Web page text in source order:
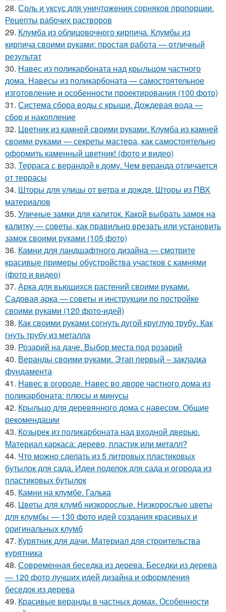
28. Соль и уксус для уничтожения сорняков пропорции.
Рецепты рабочих растворов
29. Клумба из облицовочного кирпича. Клумбы из
кирпича своими руками: простая работа — отличный
результат
30. Навес из поликарбоната над крыльцом частного
дома. Навесы из поликарбоната — самостоятельное
изготовление и особенности проектирования (100 фото)
31. Система сбора воды с крыши. Дождевая вода —
сбор и накопление
32. Цветник из камней своими руками. Клумба из камней
своими руками — секреты мастера, как самостоятельно
оформить каменный цветник! (фото и видео)
33. Терраса с верандой к дому. Чем веранда отличается
от террасы
34. Шторы для улицы от ветра и дождя. Шторы из ПВХ
материалов
35. Уличные замки для калиток. Какой выбрать замок на
калитку — советы, как правильно врезать или установить
замок своими руками (105 фото)
36. Камни для ландшафтного дизайна — смотрите
красивые примеры обустройства участков с камнями
(фото и видео)
37. Арка для вьющихся растений своими руками.
Садовая арка — советы и инструкции по постройке
своими руками (120 фото-идей)
38. Как своими руками согнуть дугой круглую трубу. Как
гнуть трубу из металла
39. Розарий на даче. Выбор места под розарий
40. Веранды своими руками. Этап первый – закладка
фундамента
41. Навес в огороде. Навес во дворе частного дома из
поликарбоната: плюсы и минусы
42. Крыльцо для деревянного дома с навесом. Общие
рекомендации
43. Козырек из поликарбоната над входной дверью.
Материал каркаса: дерево, пластик или металл?
44. Что можно сделать из 5 литровых пластиковых
бутылок для сада. Идеи поделок для сада и огорода из
пластиковых бутылок
45. Камни на клумбе. Галька
46. Цветы для клумб низкорослые. Низкорослые цветы
для клумбы — 130 фото идей создания красивых и
оригинальных клумб
47. Курятник для дачи. Материал для строительства
курятника
48. Современная беседка из дерева. Беседки из дерева
— 120 фото лучших идей дизайна и оформления
беседок из дерева
49. Красивые веранды в частных домах. Особенности